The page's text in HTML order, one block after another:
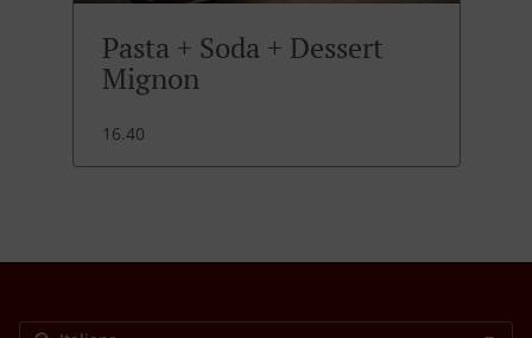
Pasta + Soda + Dessert
Mignon
16.40